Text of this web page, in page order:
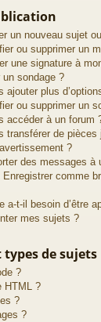
un nouveau sujet
ou supprimer un
une signature à
sondage ?
ajouter plus
ou supprimer un
accéder à un forum
transférer de pièces
?
des messages à
comme
a-t-il besoin d’être
mes sujets ?
de sujets
?
HTML ?
?
?